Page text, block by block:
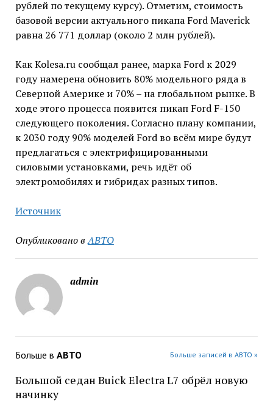
рублей по текущему курсу). Отметим, стоимость
базовой версии актуального пикапа Ford Maverick
равна 26 771 доллар (около 2 млн рублей).
Как Kolesa.ru сообщал ранее, марка Ford к 2029
году намерена обновить 80% модельного ряда в
Северной Америке и 70% – на глобальном рынке. В
ходе этого процесса появится пикап Ford F-150
следующего поколения. Согласно плану компании,
к 2030 году 90% моделей Ford во всём мире будут
предлагаться с электрифицированными
силовыми установками, речь идёт об
электромобилях и гибридах разных типов.
Источник
Опубликовано в АВТО
admin
Больше в АВТО Больше записей в АВТО »
Большой седан Buick Electra L7 обрёл новую
начинку